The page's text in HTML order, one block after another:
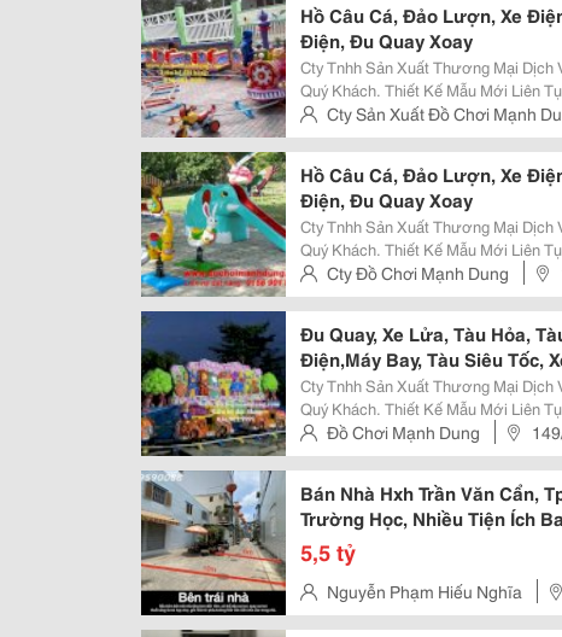
Hồ Câu Cá, Đảo Lượn, Xe
Điện, Đu Quay Xoay
Cty Tnhh Sản Xuất Thương Mại Dịch
Quý Khách. Thiết Kế Mẫu Mới Liên
Hàng . Chuyên Sản Xuất Thiết Kế Trò
Mẫu Mã Đa Dạng...! Liên Hệ Đặt
Cty Sản Xuất Đồ Chơi Mạnh
Trường, Tp Thủ Đức
Hồ Câu Cá, Đảo Lượn, Xe
Điện, Đu Quay Xoay
Cty Tnhh Sản Xuất Thương Mại Dịch
Quý Khách. Thiết Kế Mẫu Mới Liên
Hàng . Chuyên Sản Xuất Thiết Kế Trò
Mẫu Mã Đa Dạng...! Liên Hệ Đặt
Cty Đồ Chơi Mạnh Dung
Thủ Đức
Đu Quay, Xe Lửa, Tàu Hỏa,
Điện,Máy Bay, Tàu Siêu Tốc,
Cty Tnhh Sản Xuất Thương Mại Dịch
Quý Khách. Thiết Kế Mẫu Mới Liên
Hàng . Chuyên Sản Xuất Thiết Kế Trò
Mẫu Mã Đa Dạng...! Liên Hệ Đặt
Đồ Chơi Mạnh Dung
Thủ Đức
Bán Nhà Hxh Trần Văn Cẩn,
Trường Học, Nhiều Tiện Ích
5,5 tỷ
Nguyễn Phạm Hiếu Nghĩa
Tân Phú